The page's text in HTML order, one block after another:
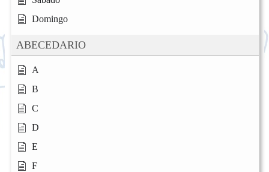
Domingo
ABECEDARIO
A
B
C
D
E
F